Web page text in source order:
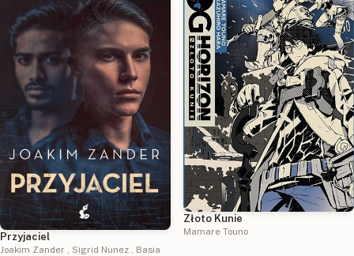
Przyjaciel
Joakim Zander , Sigrid Nunez , Basia
Złoto Kunie
Mamare Touno